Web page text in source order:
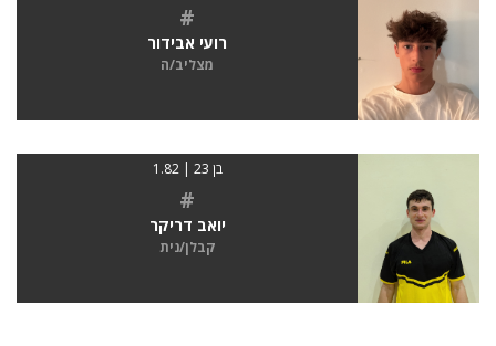
#
רועי אבידור
מצליב/ה
בן 23 | 1.82
#
יואב דריקר
קבלן/נית